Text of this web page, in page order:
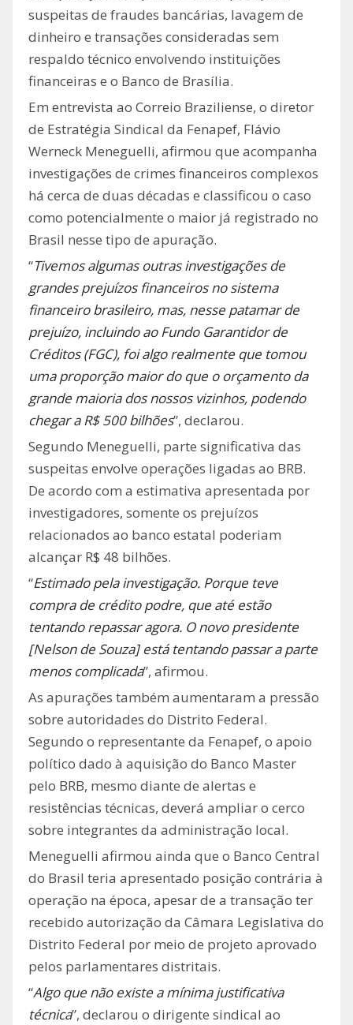
suspeitas de fraudes bancárias, lavagem de
dinheiro e transações consideradas sem
respaldo técnico envolvendo instituições
financeiras e o Banco de Brasília.
Em entrevista ao Correio Braziliense, o diretor
de Estratégia Sindical da Fenapef, Flávio
Werneck Meneguelli, afirmou que acompanha
investigações de crimes financeiros complexos
há cerca de duas décadas e classificou o caso
como potencialmente o maior já registrado no
Brasil nesse tipo de apuração.
“Tivemos algumas outras investigações de
grandes prejuízos financeiros no sistema
financeiro brasileiro, mas, nesse patamar de
prejuízo, incluindo ao Fundo Garantidor de
Créditos (FGC), foi algo realmente que tomou
uma proporção maior do que o orçamento da
grande maioria dos nossos vizinhos, podendo
chegar a R$ 500 bilhões”, declarou.
Segundo Meneguelli, parte significativa das
suspeitas envolve operações ligadas ao BRB.
De acordo com a estimativa apresentada por
investigadores, somente os prejuízos
relacionados ao banco estatal poderiam
alcançar R$ 48 bilhões.
“Estimado pela investigação. Porque teve
compra de crédito podre, que até estão
tentando repassar agora. O novo presidente
[Nelson de Souza] está tentando passar a parte
menos complicada”, afirmou.
As apurações também aumentaram a pressão
sobre autoridades do Distrito Federal.
Segundo o representante da Fenapef, o apoio
político dado à aquisição do Banco Master
pelo BRB, mesmo diante de alertas e
resistências técnicas, deverá ampliar o cerco
sobre integrantes da administração local.
Meneguelli afirmou ainda que o Banco Central
do Brasil teria apresentado posição contrária à
operação na época, apesar de a transação ter
recebido autorização da Câmara Legislativa do
Distrito Federal por meio de projeto aprovado
pelos parlamentares distritais.
“Algo que não existe a mínima justificativa
técnica”, declarou o dirigente sindical ao